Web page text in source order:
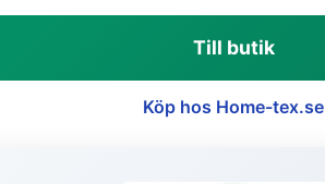
Till butik
Köp hos Home-tex.se